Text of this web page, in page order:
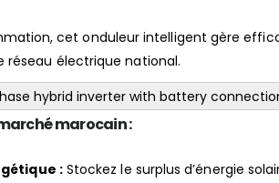
cet onduleur intelligent gère
réseau électrique national.
marocain :
:Stockez le surplus d’énergie